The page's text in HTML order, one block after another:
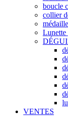
boucle
collier
Lunette
VENTES